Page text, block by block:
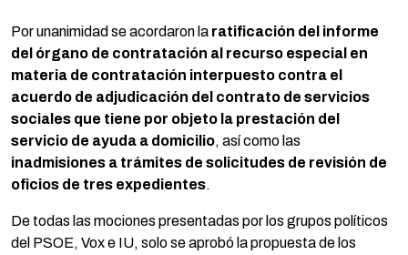
Por unanimidad se acordaron la ratificación del informe
del órgano de contratación al recurso especial en
materia de contratación interpuesto contra el
acuerdo de adjudicación del contrato de servicios
sociales que tiene por objeto la prestación del
servicio de ayuda a domicilio, así como las
inadmisiones a trámites de solicitudes de revisión de
oficios de tres expedientes.
De todas las mociones presentadas por los grupos políticos
del PSOE, Vox e IU, solo se aprobó la propuesta de los